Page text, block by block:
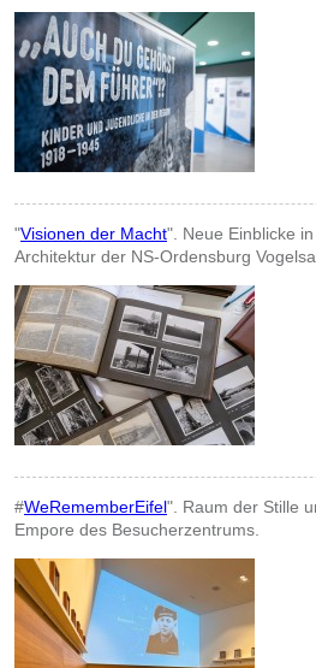
"Visionen der Macht". Neue Einblicke
Architektur der NS-Ordensburg
#WeRememberEifel". Raum der Stille
Empore des Besucherzentrums.